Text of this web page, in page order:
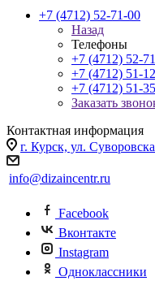
+7 (4712) 52-71-00
Назад
Телефоны
+7 (4712) 52-
+7 (4712) 51-
+7 (4712) 51-
Заказать
Контактная информация
г. Курск, ул.
info@dizaincentr.ru
Facebook
Вконтакте
Instagram
Одноклассники